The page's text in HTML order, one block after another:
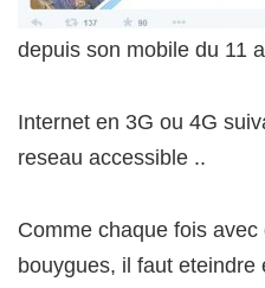
depuis son mobile du 11
Internet en 3G ou 4G
reseau accessible ..
Comme chaque fois avec
bouygues, il faut